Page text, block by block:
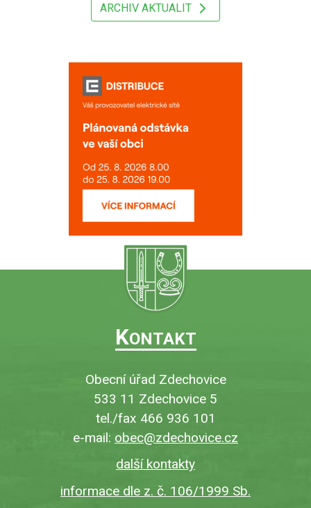
ARCHIV AKTUALIT
KONTAKT
Obecní úřad Zdechovice
533 11 Zdechovice 5
tel./fax 466 936 101
e-mail: obec@zdechovice.cz
další kontakty
informace dle z. č. 106/1999 Sb.